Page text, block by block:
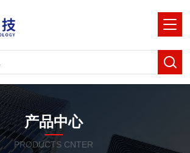
产品中心
PRODUCTS CNTER